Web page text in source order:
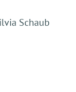
Schaub